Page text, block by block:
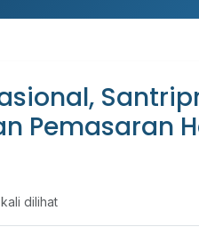
Pemasaran
dilihat